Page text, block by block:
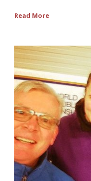
Read More